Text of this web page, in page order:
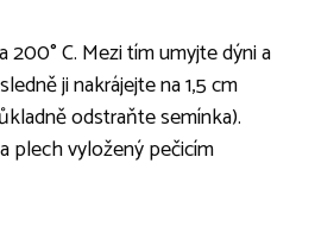
C. Mezi tím umyjte dýni a
ji nakrájejte na 1,5 cm
odstraňte semínka).
plech vyložený pečicím